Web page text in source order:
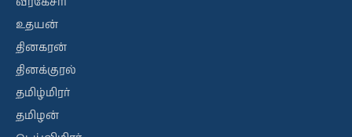
உதயன்
தினகரன்
தினக்குரல்
தமிழ்மிரர்
தமிழன்